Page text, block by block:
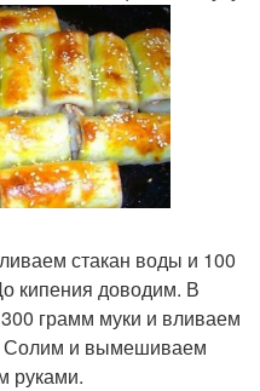
стакан воды и 100
кипения доводим. В
грамм муки и вливаем
Солим и вымешиваем
руками.